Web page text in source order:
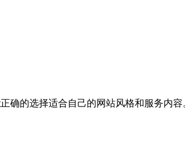
的选择适合自己的网站风格和服务内